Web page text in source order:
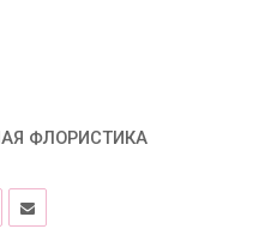
ФЛОРИСТИКА